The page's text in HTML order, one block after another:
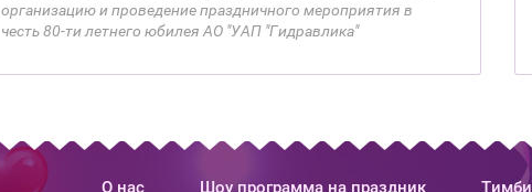
организацию и проведение праздничного мероприятия в
честь 80-ти летнего юбилея АО "УАП "Гидравлика"
О нас Шоу программа на праздник